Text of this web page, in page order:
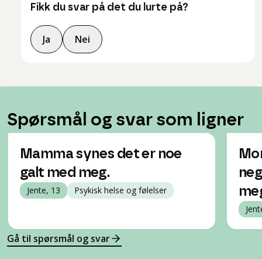
Fikk du svar på det du lurte på?
Ja Nei
Spørsmål og svar som ligner
Mamma synes det er noe
galt med meg.
Jente, 13 Psykisk helse og følelser
Gå til spørsmål og svar